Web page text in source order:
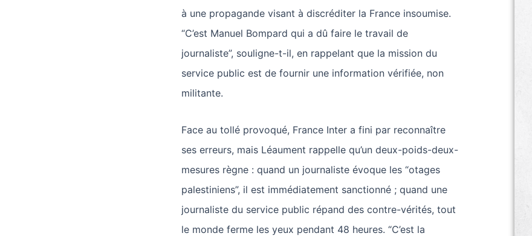
à une propagande visant à discréditer la France insoumise.
“C’est Manuel Bompard qui a dû faire le travail de
journaliste”, souligne-t-il, en rappelant que la mission du
service public est de fournir une information vérifiée, non
militante.
Face au tollé provoqué, France Inter a fini par reconnaître
ses erreurs, mais Léaument rappelle qu’un deux-poids-deux-
mesures règne : quand un journaliste évoque les “otages
palestiniens”, il est immédiatement sanctionné ; quand une
journaliste du service public répand des contre-vérités, tout
le monde ferme les yeux pendant 48 heures. “C’est la